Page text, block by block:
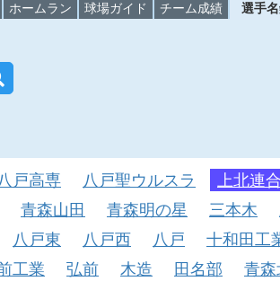
ホームラン 球場ガイド チーム成績 選手
八戸高専 八戸聖ウルスラ 上北連合
青森山田 青森明の星 三本木
八戸東 八戸西 八戸 十和田工
工業 弘前 木造 田名部 青森